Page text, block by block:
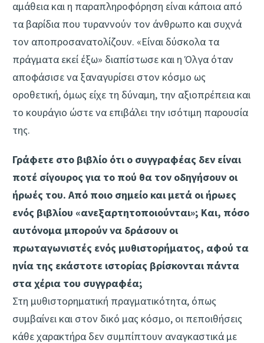
αμάθεια και η παραπληροφόρηση είναι κάποια από
τα βαρίδια που τυραννούν τον άνθρωπο και συχνά
τον αποπροσανατολίζουν. «Είναι δύσκολα τα
πράγματα εκεί έξω» διαπίστωσε και η Όλγα όταν
αποφάσισε να ξαναγυρίσει στον κόσμο ως
οροθετική, όμως είχε τη δύναμη, την αξιοπρέπεια και
το κουράγιο ώστε να επιβάλει την ισότιμη παρουσία
της.
Γράφετε στο βιβλίο ότι ο συγγραφέας δεν είναι
ποτέ σίγουρος για το πού θα τον οδηγήσουν οι
ήρωές του. Από ποιο σημείο και μετά οι ήρωες
ενός βιβλίου «ανεξαρτητοποιούνται»; Και, πόσο
αυτόνομα μπορούν να δράσουν οι
πρωταγωνιστές ενός μυθιστορήματος, αφού τα
ηνία της εκάστοτε ιστορίας βρίσκονται πάντα
στα χέρια του συγγραφέα;
Στη μυθιστορηματική πραγματικότητα, όπως
συμβαίνει και στον δικό μας κόσμο, οι πεποιθήσεις
κάθε χαρακτήρα δεν συμπίπτουν αναγκαστικά με